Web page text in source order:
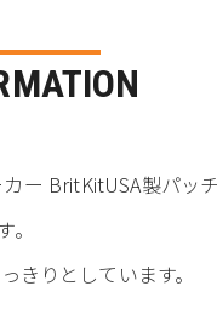
ー BritKitUSA製パッ
きりとしています。